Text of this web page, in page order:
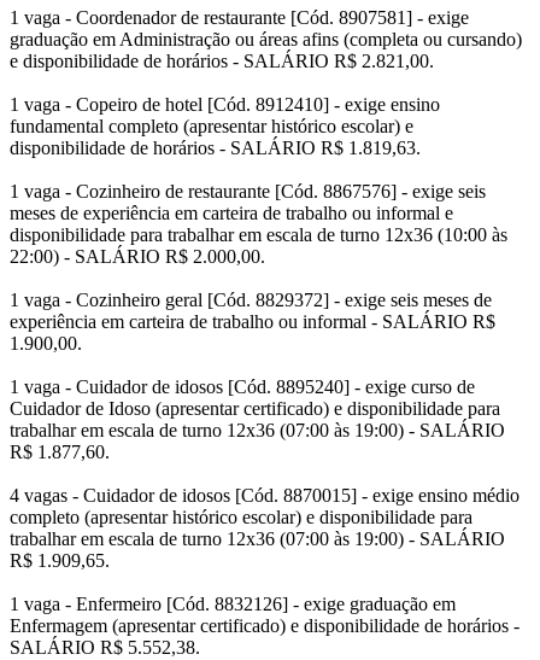
1 vaga - Coordenador de restaurante [Cód. 8907581] - exige
graduação em Administração ou áreas afins (completa ou cursando)
e disponibilidade de horários - SALÁRIO R$ 2.821,00.
1 vaga - Copeiro de hotel [Cód. 8912410] - exige ensino
fundamental completo (apresentar histórico escolar) e
disponibilidade de horários - SALÁRIO R$ 1.819,63.
1 vaga - Cozinheiro de restaurante [Cód. 8867576] - exige seis
meses de experiência em carteira de trabalho ou informal e
disponibilidade para trabalhar em escala de turno 12x36 (10:00 às
22:00) - SALÁRIO R$ 2.000,00.
1 vaga - Cozinheiro geral [Cód. 8829372] - exige seis meses de
experiência em carteira de trabalho ou informal - SALÁRIO R$
1.900,00.
1 vaga - Cuidador de idosos [Cód. 8895240] - exige curso de
Cuidador de Idoso (apresentar certificado) e disponibilidade para
trabalhar em escala de turno 12x36 (07:00 às 19:00) - SALÁRIO
R$ 1.877,60.
4 vagas - Cuidador de idosos [Cód. 8870015] - exige ensino médio
completo (apresentar histórico escolar) e disponibilidade para
trabalhar em escala de turno 12x36 (07:00 às 19:00) - SALÁRIO
R$ 1.909,65.
1 vaga - Enfermeiro [Cód. 8832126] - exige graduação em
Enfermagem (apresentar certificado) e disponibilidade de horários -
SALÁRIO R$ 5.552,38.